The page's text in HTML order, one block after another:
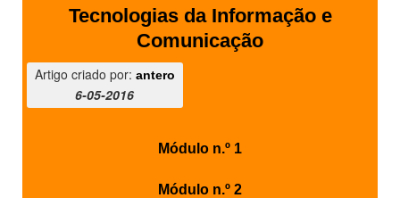
Tecnologias da Informação e
Comunicação
Artigo criado por: antero
6-05-2016
Módulo n.º 1
Módulo n.º 2